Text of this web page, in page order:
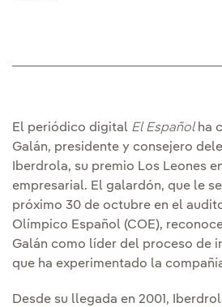
El periódico digital El Españolha
Galán, presidente y consejero
Iberdrola, su premio Los Leones
empresarial. El galardón, que le
próximo 30 de octubre en el
Olímpico Español (COE),
Galán como líder del proceso de
que ha experimentado la
Desde su llegada en 2001,